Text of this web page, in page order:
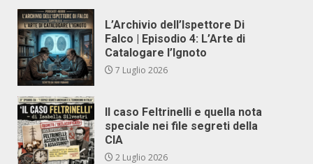
L’Archivio dell’Ispettore Di
Falco | Episodio 4: L’Arte di
Catalogare l’Ignoto
7 Luglio 2026
Il caso Feltrinelli e quella nota
speciale nei file segreti della
CIA
2 Luglio 2026